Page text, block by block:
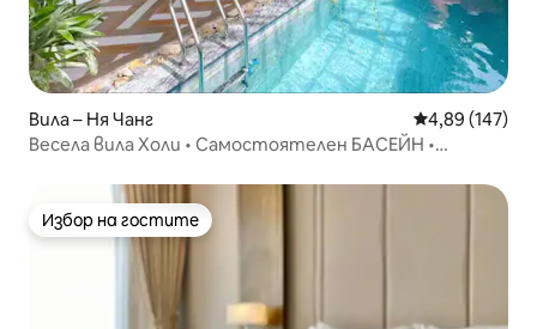
Вила – Ня Чанг Средна
4,89 (147)
Весела вила Холи • Самостоятелен БАСЕЙН •
Избор на гостите
Избор на гостите